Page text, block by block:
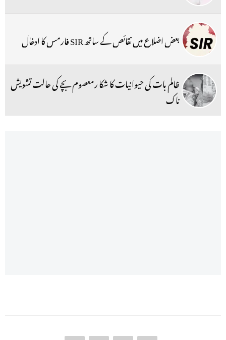
بعض اضلاع میں نقائص کے ساتھ SIR فارمس کا ادخال
ظالم بات کی حیوانیات کا شکا رمعصوم بچے کی حالت تشویش
ناک